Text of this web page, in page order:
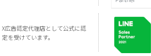
X広告認定代理店として公式に認
定を受けています。